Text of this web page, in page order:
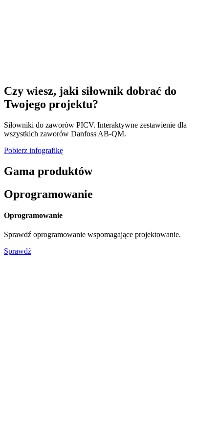
Czy wiesz, jaki siłownik dobrać do
Twojego projektu?
Siłowniki do zaworów PICV. Interaktywne zestawienie dla
wszystkich zaworów Danfoss AB-QM.
Pobierz infografikę
Gama produktów
Oprogramowanie
Oprogramowanie
Sprawdź oprogramowanie wspomagające projektowanie.
Sprawdź